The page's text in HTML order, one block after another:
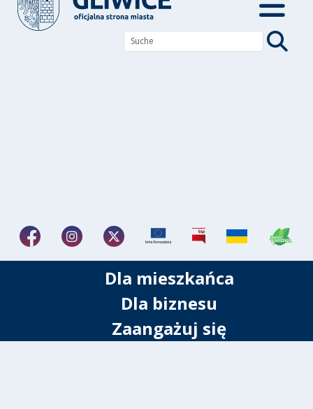
Dla mieszkańca
Dla biznesu
Zaangażuj się